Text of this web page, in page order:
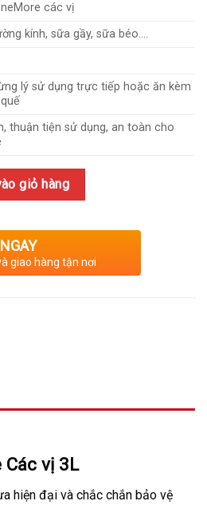
tại
là:
các vị
kính, sữa gầy, sữa béo….
lý sử dụng trực tiếp hoặc ăn kèm
thuận tiện sử dụng, an toàn cho
giỏ hàng
giao hàng tận nơi
Các vị 3L
hiện đại và chắc chắn bảo vệ